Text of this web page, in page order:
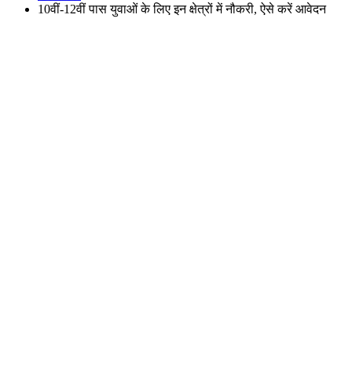
10वीं-12वीं पास युवाओं के लिए इन क्षेत्रों में नौकरी, ऐसे करें आवेदन